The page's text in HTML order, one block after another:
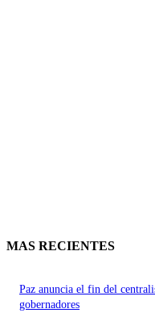
MAS RECIENTES
Paz anuncia el fin del
gobernadores